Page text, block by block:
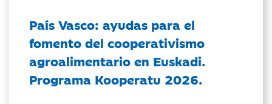
País Vasco: ayudas para el
fomento del cooperativismo
agroalimentario en Euskadi.
Programa Kooperatu 2026.